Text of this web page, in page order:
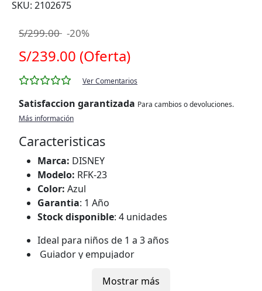
SKU: 2102675
S/299.00 -20%
S/239.00 (Oferta)
Ver Comentarios
Satisfaccion garantizada Para cambios o devoluciones.
Más información
Caracteristicas
Marca: DISNEY
Modelo: RFK-23
Color: Azul
Garantia: 1 Año
Stock disponible: 4 unidades
Ideal para niños de 1 a 3 años
Guiador y empujador
Protector lateral para mayor seguridad.
Mostrar más